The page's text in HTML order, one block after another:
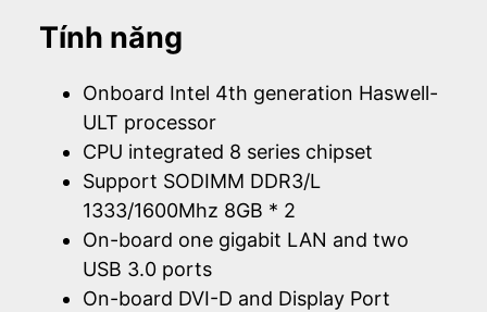
Tính năng
Onboard Intel 4th generation Haswell-
ULT processor
CPU integrated 8 series chipset
Support SODIMM DDR3/L
1333/1600Mhz 8GB * 2
On-board one gigabit LAN and two
USB 3.0 ports
On-board DVI-D and Display Port